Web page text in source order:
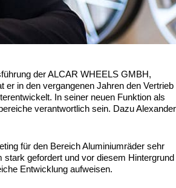
der ALCAR WHEELS GMBH,
er in den vergangenen Jahren den Vertrieb
In seiner neuen Funktion als
verantwortlich sein. Dazu Alexander
für den Bereich Aluminiumräder sehr
gefordert und vor diesem Hintergrund
Entwicklung aufweisen.